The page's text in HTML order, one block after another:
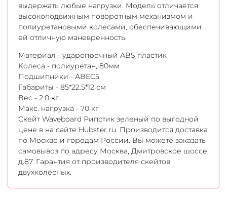
выдержать любые нагрузки. Модель отличается
высокоподвижным поворотным механизмом и
полиуретановыми колесами, обеспечивающими
ей отличную маневренность.
Материал - ударопрочный ABS пластик
Колеса - полиуретан, 80мм
Подшипники - ABEC5
Габариты - 85*22.5*12 см
Вес - 2.0 кг
Макс. нагрузка - 70 кг
Скейт Waveboard Рипстик зеленый по выгодной
цене в на сайте Hubster.ru. Производится доставка
по Москве и городам России. Вы можете заказать
самовывоз по адресу Москва, Дмитровское шоссе
д.87. Гарантия от производителя скейтов
двухколесных.